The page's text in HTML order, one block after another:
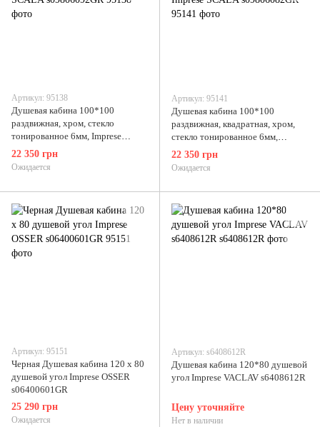
Артикул: 95138
Душевая кабина 100*100
раздвижная, хром, стекло
тонированное 6мм, Imprese
SCALA s09806092GR
22 350 грн
Ожидается
Артикул: 95141
Душевая кабина 100*100
раздвижная, квадратная, хром,
стекло тонированное 6мм,
Imprese SCALA s09806082GR
22 350 грн
Ожидается
Артикул: 95151
Черная Душевая кабина 120 х 80
душевой угол Imprese OSSER
s06400601GR
25 290 грн
Ожидается
Артикул: s6408612R
Душевая кабина 120*80 душевой
угол Imprese VACLAV s6408612R
Цену уточняйте
Нет в наличии